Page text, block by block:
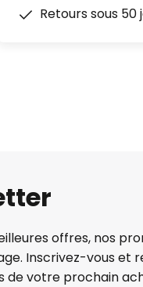
Retours sous 50
offres, nos
Inscrivez-vous et
de votre prochain